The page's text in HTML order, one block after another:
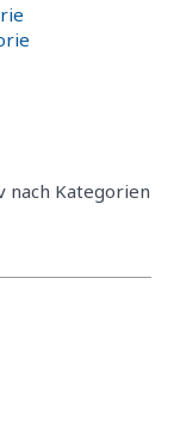
nach Kategorien